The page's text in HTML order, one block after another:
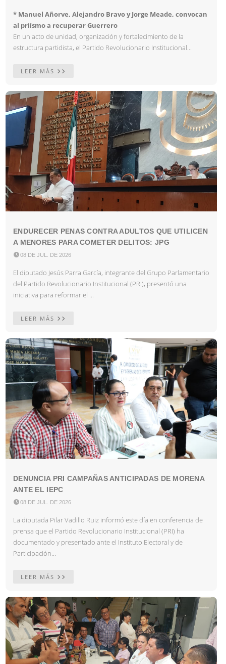
* Manuel Añorve, Alejandro Bravo y Jorge Meade, convocan
al priísmo a recuperar Guerrero
En un acto de unidad, organización y fortalecimiento de la
estructura partidista, el Partido Revolucionario Institucional...
LEER MÁS
ENDURECER PENAS CONTRA ADULTOS QUE UTILICEN
A MENORES PARA COMETER DELITOS: JPG
08 DE JUL. DE 2026
El diputado Jesús Parra García, integrante del Grupo Parlamentario
del Partido Revolucionario Institucional (PRI), presentó una
iniciativa para reformar el ...
LEER MÁS
DENUNCIA PRI CAMPAÑAS ANTICIPADAS DE MORENA
ANTE EL IEPC
08 DE JUL. DE 2026
La diputada Pilar Vadillo Ruiz informó este día en conferencia de
prensa que el Partido Revolucionario Institucional (PRI) ha
documentado y presentado ante el Instituto Electoral y de
Participación...
LEER MÁS